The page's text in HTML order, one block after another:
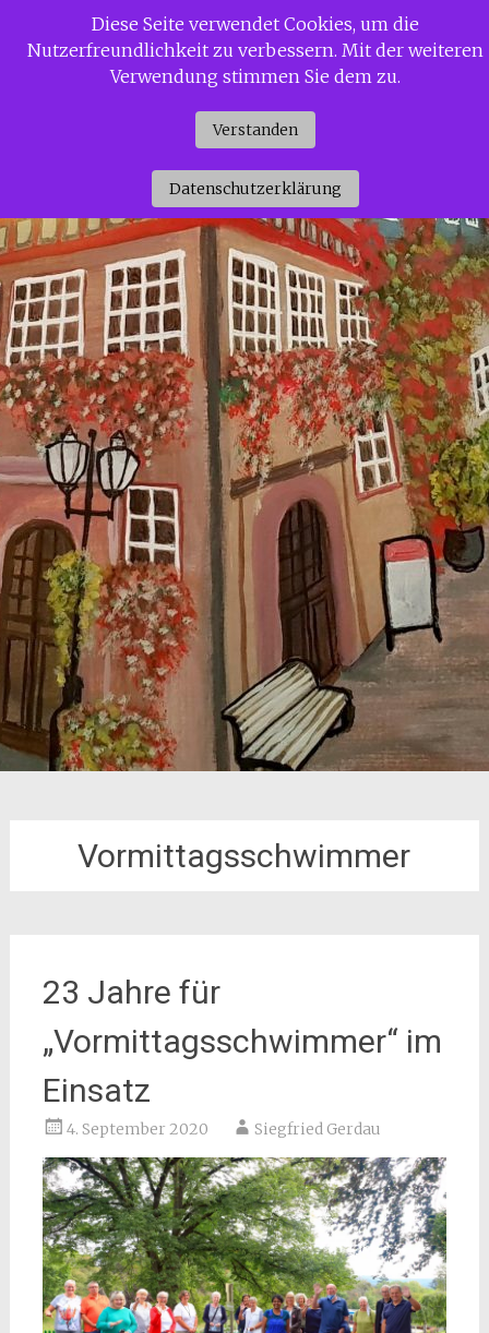
InhaltSiggi Gerdaus Welt
Vormittagsschwimmer
23 Jahre für
„Vormittagsschwimmer“ im
Einsatz
4. September 2020 Siegfried Gerdau
Diese Seite verwendet Cookies, um die
Nutzerfreundlichkeit zu verbessern. Mit der weiteren
Verwendung stimmen Sie dem zu.
Verstanden
Datenschutzerklärung